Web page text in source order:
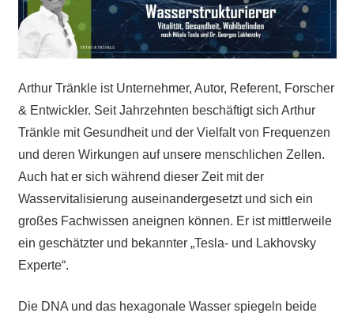
Arthur Tränkle ist Unternehmer, Autor, Referent, Forscher
& Entwickler. Seit Jahrzehnten beschäftigt sich Arthur
Tränkle mit Gesundheit und der Vielfalt von Frequenzen
und deren Wirkungen auf unsere menschlichen Zellen.
Auch hat er sich während dieser Zeit mit der
Wasservitalisierung auseinandergesetzt und sich ein
großes Fachwissen aneignen können. Er ist mittlerweile
ein geschätzter und bekannter „Tesla- und Lakhovsky
Experte“.
Die DNA und das hexagonale Wasser spiegeln beide